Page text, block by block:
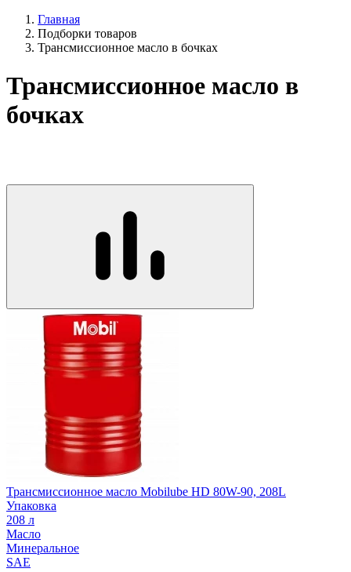
Главная
Подборки товаров
Трансмиссионное масло в бочках
Трансмиссионное масло в
бочках
Трансмиссионное масло Mobilube HD 80W-90, 208L
Упаковка
208 л
Масло
Минеральное
SAE